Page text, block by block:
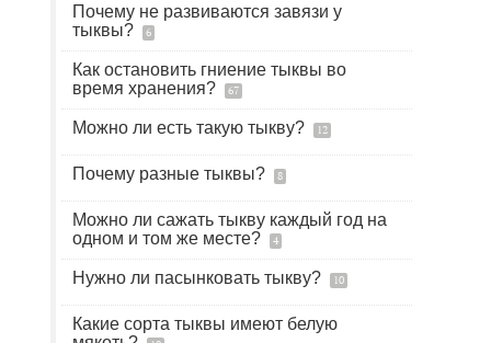
Почему не развиваются завязи у
тыквы?
6
Как остановить гниение тыквы во
время хранения?
67
Можно ли есть такую тыкву? 12
Почему разные тыквы? 8
Можно ли сажать тыкву каждый год на
одном и том же месте?
4
Нужно ли пасынковать тыкву? 10
Какие сорта тыквы имеют белую